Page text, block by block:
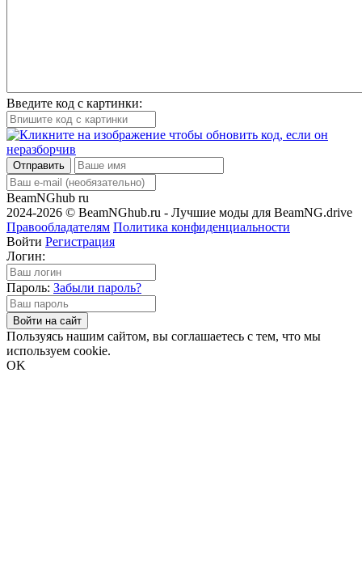
Введите код с картинки:
Отправить
BeamNGhub ru
2024-2026 © BeamNGhub.ru - Лучшие моды для BeamNG.drive
Правообладателям Политика конфиденциальности
Войти Регистрация
Логин:
Пароль: Забыли пароль?
Войти на сайт
Пользуясь нашим сайтом, вы соглашаетесь с тем, что мы
используем cookie.
OK